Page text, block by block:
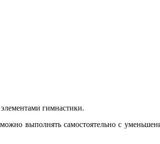
гимнастики.
выполнять самостоятельно с